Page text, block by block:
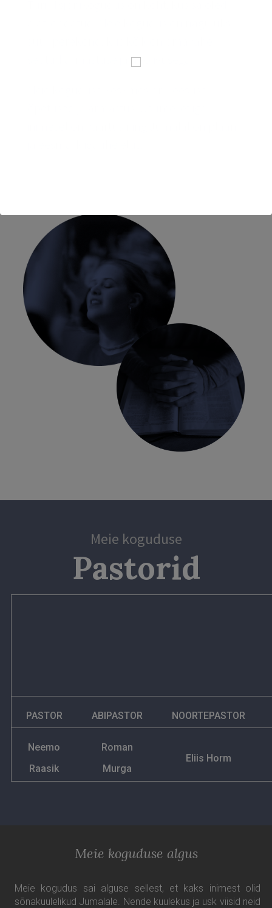
seotud armastuse ja hoolivusega.
Meie koguduse
Pastorid
PASTOR ABIPASTOR NOORTEPASTOR
Neemo
Raasik
Roman
Murga
Eliis Horm
Meie koguduse algus
Meie kogudus sai alguse sellest, et kaks inimest olid
sõnakuulelikud Jumalale. Nende kuulekus ja usk viisid neid